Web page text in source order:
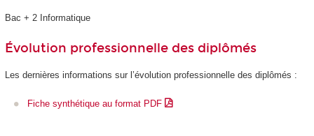
Bac + 2 Informatique
Évolution professionnelle des diplômés
Les dernières informations sur l’évolution professionnelle des diplômés :
Fiche synthétique au format PDF